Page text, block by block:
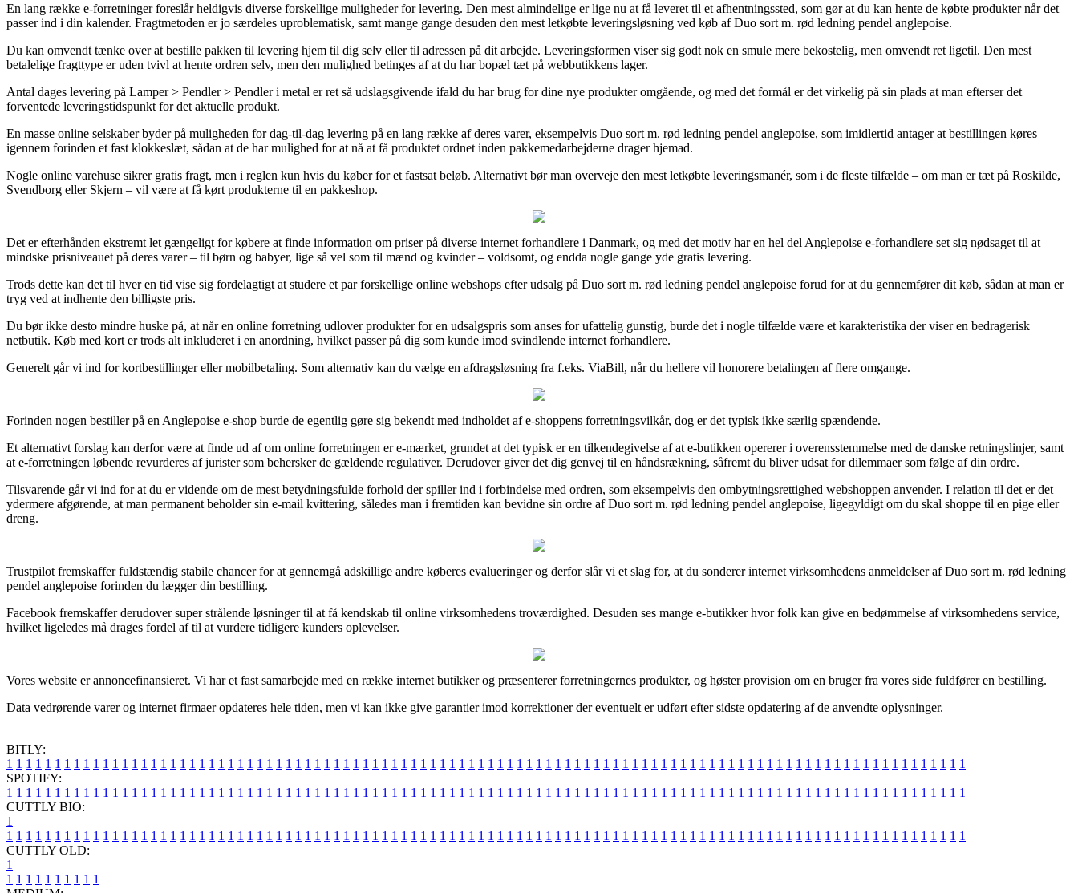
En lang række e-forretninger foreslår heldigvis diverse forskellige muligheder for levering. Den mest almindelige er lige nu at få leveret til et afhentningssted, som gør at du kan hente de købte produkter når det
passer ind i din kalender. Fragtmetoden er jo særdeles uproblematisk, samt mange gange desuden den mest letkøbte leveringsløsning ved køb af Duo sort m. rød ledning pendel anglepoise.
Du kan omvendt tænke over at bestille pakken til levering hjem til dig selv eller til adressen på dit arbejde. Leveringsformen viser sig godt nok en smule mere bekostelig, men omvendt ret ligetil. Den mest
betalelige fragttype er uden tvivl at hente ordren selv, men den mulighed betinges af at du har bopæl tæt på webbutikkens lager.
Antal dages levering på Lamper > Pendler > Pendler i metal er ret så udslagsgivende ifald du har brug for dine nye produkter omgående, og med det formål er det virkelig på sin plads at man efterser det
forventede leveringstidspunkt for det aktuelle produkt.
En masse online selskaber byder på muligheden for dag-til-dag levering på en lang række af deres varer, eksempelvis Duo sort m. rød ledning pendel anglepoise, som imidlertid antager at bestillingen køres
igennem forinden et fast klokkeslæt, sådan at de har mulighed for at nå at få produktet ordnet inden pakkemedarbejderne drager hjemad.
Nogle online varehuse sikrer gratis fragt, men i reglen kun hvis du køber for et fastsat beløb. Alternativt bør man overveje den mest letkøbte leveringsmanér, som i de fleste tilfælde – om man er tæt på Roskilde,
Svendborg eller Skjern – vil være at få kørt produkterne til en pakkeshop.
Det er efterhånden ekstremt let gængeligt for købere at finde information om priser på diverse internet forhandlere i Danmark, og med det motiv har en hel del Anglepoise e-forhandlere set sig nødsaget til at
mindske prisniveauet på deres varer – til børn og babyer, lige så vel som til mænd og kvinder – voldsomt, og endda nogle gange yde gratis levering.
Trods dette kan det til hver en tid vise sig fordelagtigt at studere et par forskellige online webshops efter udsalg på Duo sort m. rød ledning pendel anglepoise forud for at du gennemfører dit køb, sådan at man er
tryg ved at indhente den billigste pris.
Du bør ikke desto mindre huske på, at når en online forretning udlover produkter for en udsalgspris som anses for ufattelig gunstig, burde det i nogle tilfælde være et karakteristika der viser en bedragerisk
netbutik. Køb med kort er trods alt inkluderet i en anordning, hvilket passer på dig som kunde imod svindlende internet forhandlere.
Generelt går vi ind for kortbestillinger eller mobilbetaling. Som alternativ kan du vælge en afdragsløsning fra f.eks. ViaBill, når du hellere vil honorere betalingen af flere omgange.
Forinden nogen bestiller på en Anglepoise e-shop burde de egentlig gøre sig bekendt med indholdet af e-shoppens forretningsvilkår, dog er det typisk ikke særlig spændende.
Et alternativt forslag kan derfor være at finde ud af om online forretningen er e-mærket, grundet at det typisk er en tilkendegivelse af at e-butikken opererer i overensstemmelse med de danske retningslinjer, samt
at e-forretningen løbende revurderes af jurister som behersker de gældende regulativer. Derudover giver det dig genvej til en håndsrækning, såfremt du bliver udsat for dilemmaer som følge af din ordre.
Tilsvarende går vi ind for at du er vidende om de mest betydningsfulde forhold der spiller ind i forbindelse med ordren, som eksempelvis den ombytningsrettighed webshoppen anvender. I relation til det er det
ydermere afgørende, at man permanent beholder sin e-mail kvittering, således man i fremtiden kan bevidne sin ordre af Duo sort m. rød ledning pendel anglepoise, ligegyldigt om du skal shoppe til en pige eller
dreng.
Trustpilot fremskaffer fuldstændig stabile chancer for at gennemgå adskillige andre køberes evalueringer og derfor slår vi et slag for, at du sonderer internet virksomhedens anmeldelser af Duo sort m. rød ledning
pendel anglepoise forinden du lægger din bestilling.
Facebook fremskaffer derudover super strålende løsninger til at få kendskab til online virksomhedens troværdighed. Desuden ses mange e-butikker hvor folk kan give en bedømmelse af virksomhedens service,
hvilket ligeledes må drages fordel af til at vurdere tidligere kunders oplevelser.
Vores website er annoncefinansieret. Vi har et fast samarbejde med en række internet butikker og præsenterer forretningernes produkter, og høster provision om en bruger fra vores side fuldfører en bestilling.
Data vedrørende varer og internet firmaer opdateres hele tiden, men vi kan ikke give garantier imod korrektioner der eventuelt er udført efter sidste opdatering af de anvendte oplysninger.
BITLY:
1 1 1 1 1 1 1 1 1 1 1 1 1 1 1 1 1 1 1 1 1 1 1 1 1 1 1 1 1 1 1 1 1 1 1 1 1 1 1 1 1 1 1 1 1 1 1 1 1 1 1 1 1 1 1 1 1 1 1 1 1 1 1 1 1 1 1 1 1 1 1 1 1 1 1 1 1 1 1 1 1 1 1 1 1 1 1 1 1 1 1 1 1 1 1 1 1 1 1 1
SPOTIFY:
1 1 1 1 1 1 1 1 1 1 1 1 1 1 1 1 1 1 1 1 1 1 1 1 1 1 1 1 1 1 1 1 1 1 1 1 1 1 1 1 1 1 1 1 1 1 1 1 1 1 1 1 1 1 1 1 1 1 1 1 1 1 1 1 1 1 1 1 1 1 1 1 1 1 1 1 1 1 1 1 1 1 1 1 1 1 1 1 1 1 1 1 1 1 1 1 1 1 1 1
CUTTLY BIO:
1
1 1 1 1 1 1 1 1 1 1 1 1 1 1 1 1 1 1 1 1 1 1 1 1 1 1 1 1 1 1 1 1 1 1 1 1 1 1 1 1 1 1 1 1 1 1 1 1 1 1 1 1 1 1 1 1 1 1 1 1 1 1 1 1 1 1 1 1 1 1 1 1 1 1 1 1 1 1 1 1 1 1 1 1 1 1 1 1 1 1 1 1 1 1 1 1 1 1 1 1
CUTTLY OLD:
1
1 1 1 1 1 1 1 1 1 1